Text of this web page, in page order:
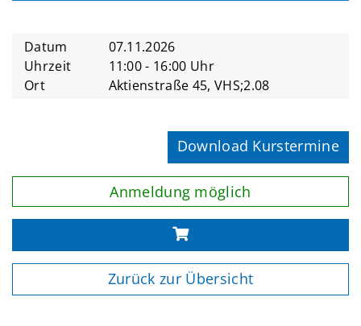
Datum
07.11.2026
Uhrzeit
11:00 - 16:00 Uhr
Ort
Aktienstraße 45, VHS;2.08
Download Kurstermine
Anmeldung möglich
Zurück zur Übersicht